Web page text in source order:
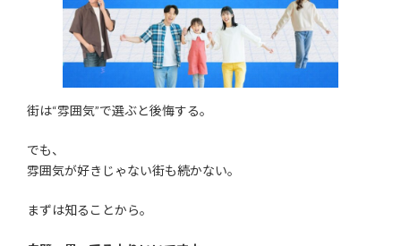
街は“雰囲気”で選ぶと後悔する。
でも、
雰囲気が好きじゃない街も続かない。
まずは知ることから。